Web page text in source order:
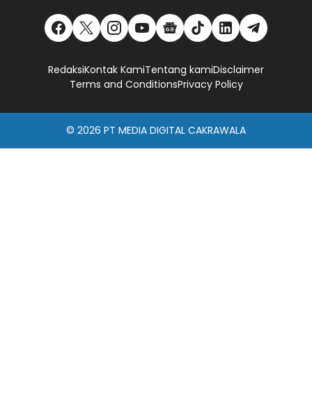
RedaksiKontak KamiTentang kamiDisclaimer
Terms and ConditionsPrivacy Policy
© 2026 PT MEDIA DIGITAL CAKRAWALA